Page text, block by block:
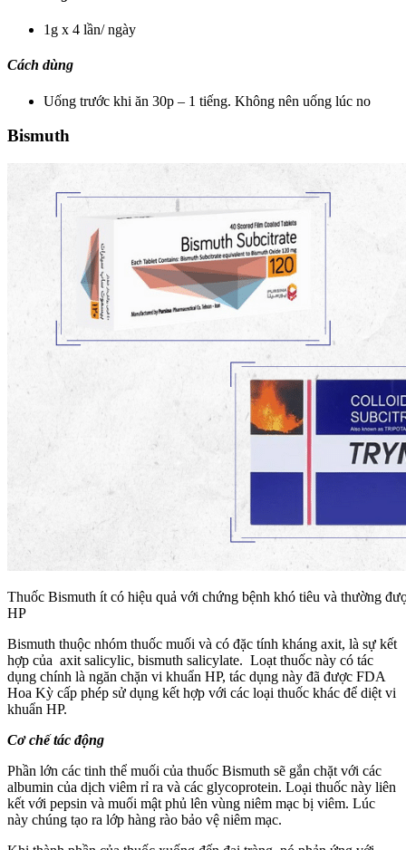
1g x 4 lần/ ngày
Cách dùng
Uống trước khi ăn 30p – 1 tiếng. Không nên uống lúc no
Bismuth
Thuốc Bismuth ít có hiệu quả với chứng bệnh khó tiêu và thường
HP
Bismuth thuộc nhóm thuốc muối và có đặc tính kháng axit, là sự kết
hợp của axit salicylic, bismuth salicylate. Loạt thuốc này có tác
dụng chính là ngăn chặn vi khuẩn HP, tác dụng này đã được FDA
Hoa Kỳ cấp phép sử dụng kết hợp với các loại thuốc khác để diệt vi
khuẩn HP.
Cơ chế tác động
Phần lớn các tinh thể muối của thuốc Bismuth sẽ gắn chặt với các
albumin của dịch viêm rỉ ra và các glycoprotein. Loại thuốc này liên
kết với pepsin và muối mật phủ lên vùng niêm mạc bị viêm. Lúc
này chúng tạo ra lớp hàng rào bảo vệ niêm mạc.